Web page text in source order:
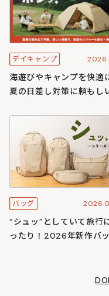
デイキャンプ
海遊びやキャンプを快適
夏の日差し対策に頼もし
ズ
バッグ
“シュッ”としていて旅行
ったり！2026年新作バ